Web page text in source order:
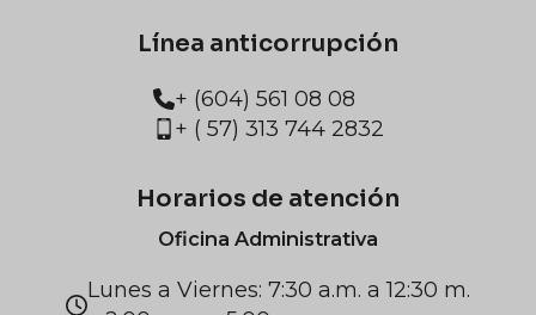
Línea anticorrupción
+ (604) 561 08 08
+ ( 57) 313 744 2832
Horarios de atención
Oficina Administrativa
Lunes a Viernes: 7:30 a.m. a 12:30 m.